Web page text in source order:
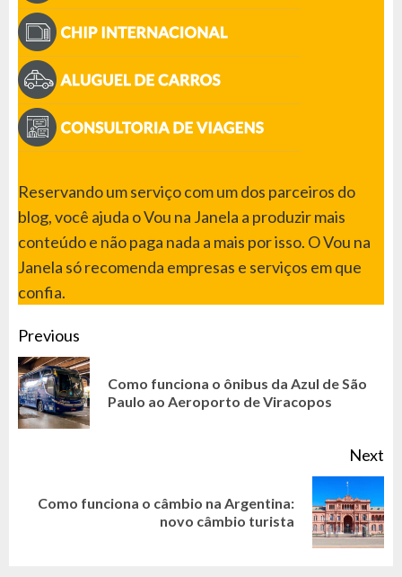
Reservando um serviço com um dos parceiros do
blog, você ajuda o Vou na Janela a produzir mais
conteúdo e não paga nada a mais por isso. O Vou na
Janela só recomenda empresas e serviços em que
confia.
CONTINUE
READING
Previous
Como funciona o ônibus da Azul de São
Paulo ao Aeroporto de Viracopos
Next
NextComo funciona o câmbio na Argentina:
novo câmbio turista